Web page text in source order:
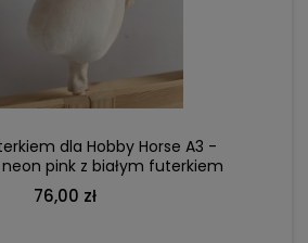
dla Hobby Horse A3 -
pink z białym futerkiem
76,00 zł
DO KOSZYKA